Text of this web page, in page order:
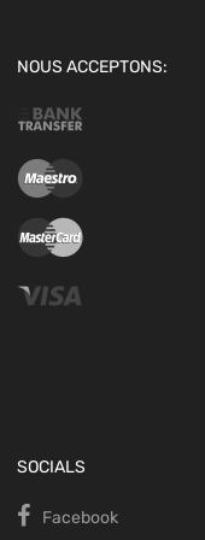
NOUS ACCEPTONS:
SOCIALS
Facebook